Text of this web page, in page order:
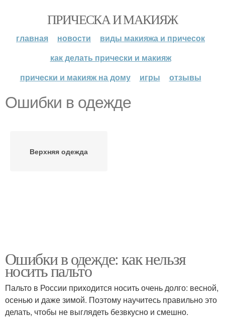
ПРИЧЕСКА И МАКИЯЖ
главная новости
виды макияжа и причесок
как делать прически и макияж
прически и макияж на дому
игры отзывы
Ошибки в одежде
Верхняя одежда
Ошибки в одежде: как нельзя
носить пальто
Пальто в России приходится носить очень долго: весной,
осенью и даже зимой. Поэтому научитесь правильно это
делать, чтобы не выглядеть безвкусно и смешно.